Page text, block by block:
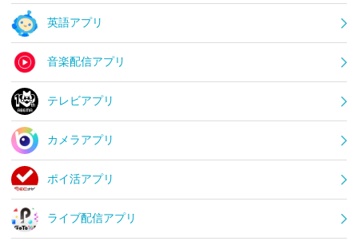
英語アプリ
音楽配信アプリ
テレビアプリ
カメラアプリ
ポイ活アプリ
ライブ配信アプリ